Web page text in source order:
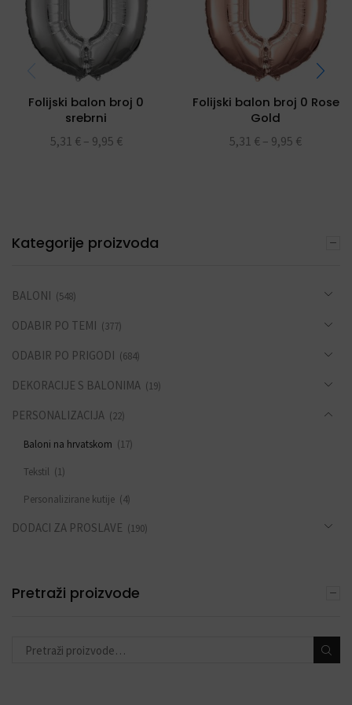
Folijski balon broj 0
srebrni
5,31 € – 9,95 €
Folijski balon broj 0 Rose
Gold
5,31 € – 9,95 €
Kategorije proizvoda
BALONI (548)
ODABIR PO TEMI (377)
ODABIR PO PRIGODI (684)
DEKORACIJE S BALONIMA (19)
PERSONALIZACIJA (22)
Baloni na hrvatskom (17)
Tekstil (1)
Personalizirane kutije (4)
DODACI ZA PROSLAVE (190)
Pretraži proizvode